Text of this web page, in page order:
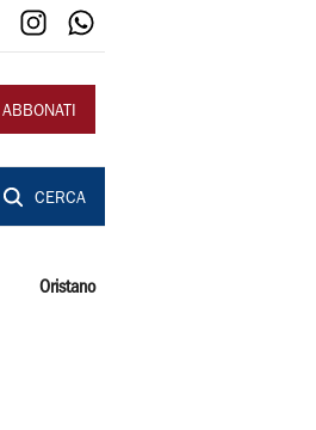
ABBONATI
CERCA
Oristano